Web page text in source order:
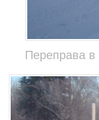
Переправа